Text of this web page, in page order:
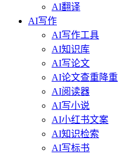
AI翻译
AI写作
AI写作工具
AI知识库
AI写论文
AI论文查重降重
AI阅读器
AI写小说
AI小红书文案
AI知识检索
AI写标书